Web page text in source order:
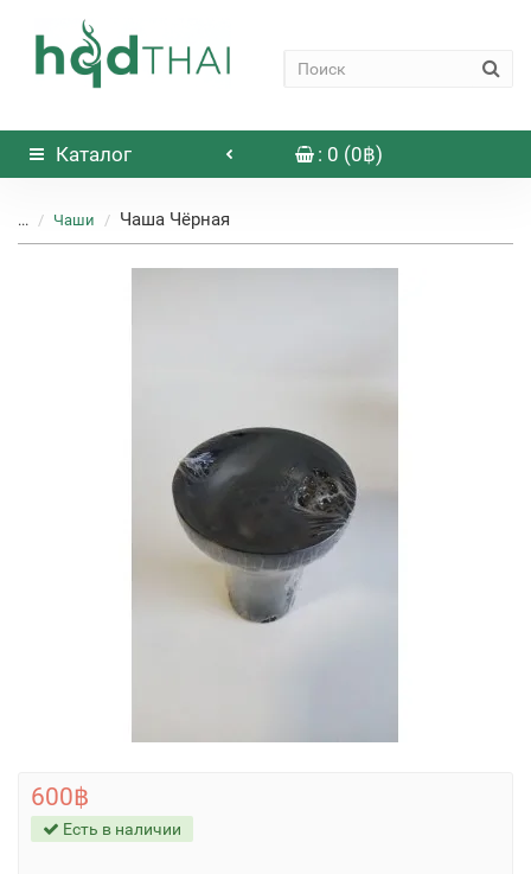
Каталог : 0 (0฿)
... Чаши Чаша Чёрная
600฿
Есть в наличии